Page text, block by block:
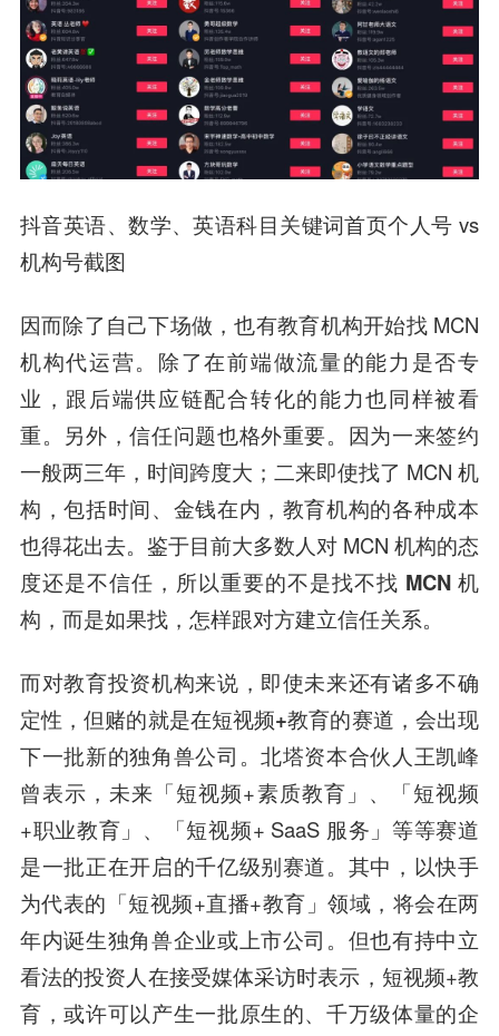
抖音英语、数学、英语科目关键词首页个人号 vs
机构号截图
因而除了自己下场做，也有教育机构开始找 MCN
机构代运营。 除了在前端做流量的能力是否专
业，跟后端供应链配合转化的能力也同样被看
重。
另外，信任问题也格外重要。因为一来签约
一般两三年，时间跨度大；二来即使找了 MCN 机
构，包括时间、金钱在内，教育机构的各种成本
也得花出去。鉴于目前大多数人对 MCN 机构的态
度还是不信任， 所以重要的不是找不找 MCN 机
构，而是如果找，怎样跟对方建立信任关系。
而对教育投资机构来说，即使未来还有诸多不确
定性，但赌的就是在短视频+教育的赛道，会出现
下一批新的独角兽公司。北塔资本合伙人王凯峰
曾表示，未来「短视频+素质教育」、「短视频
+职业教育」、「短视频+ SaaS 服务」等等赛道
是一批正在开启的千亿级别赛道。其中，以快手
为代表的「短视频+直播+教育」领域，将会在两
年内诞生独角兽企业或上市公司。但也有持中立
看法的投资人在接受媒体采访时表示，短视频+教
育，或许可以产生一批原生的、千万级体量的企